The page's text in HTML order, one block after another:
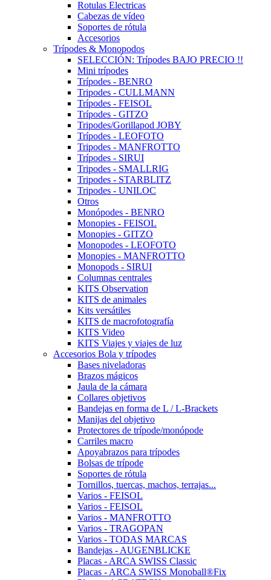
Rotulas Electricas
Cabezas de vídeo
Soportes de rótula
Accesorios
Trípodes & Monopodos
SELECCIÓN: Trípodes BAJO PRECIO !!
Mini trípodes
Trípodes - BENRO
Tripodes - CULLMANN
Trípodes - FEISOL
Trípodes - GITZO
Tripodes/Gorillapod JOBY
Trípodes - LEOFOTO
Tripodes - MANFROTTO
Trípodes - SIRUI
Tripodes - SMALLRIG
Tripodes - STARBLITZ
Tripodes - UNILOC
Otros
Monópodes - BENRO
Monopies - FEISOL
Monopies - GITZO
Monopodes - LEOFOTO
Monopies - MANFROTTO
Monopods - SIRUI
Columnas centrales
KITS Observation
KITS de animales
Kits versátiles
KITS de macrofotografía
KITS Video
KITS Viajes y viajes de luz
Accesorios Bola y trípodes
Bases niveladoras
Brazos mágicos
Jaula de la cámara
Collares objetivos
Bandejas en forma de L / L-Brackets
Manijas del objetivo
Protectores de trípode/monópode
Carriles macro
Apoyabrazos para trípodes
Bolsas de trípode
Soportes de rótula
Tornillos, tuercas, machos, terrajas...
Varios - FEISOL
Varios - FEISOL
Varios - MANFROTTO
Varios - TRAGOPAN
Varios - TODAS MARCAS
Bandejas - AUGENBLICKE
Placas - ARCA SWISS Classic
Placas - ARCA SWISS Monoball®Fix